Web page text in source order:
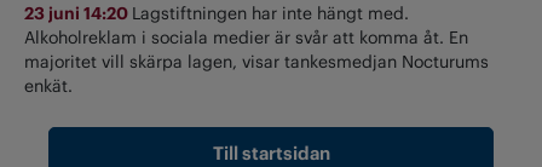
23 juni 14:20 Lagstiftningen har inte hängt med.
Alkoholreklam i sociala medier är svår att komma åt. En
majoritet vill skärpa lagen, visar tankesmedjan Nocturums
enkät.
Till startsidan